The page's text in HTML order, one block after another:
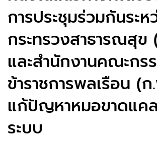
การประชุมร่วมกันระห
กระทรวงสาธารณสุข
และสำนักงานคณะกร
ข้าราชการพลเรือน (
แก้ปัญหาหมอขาดแค
ระบบ